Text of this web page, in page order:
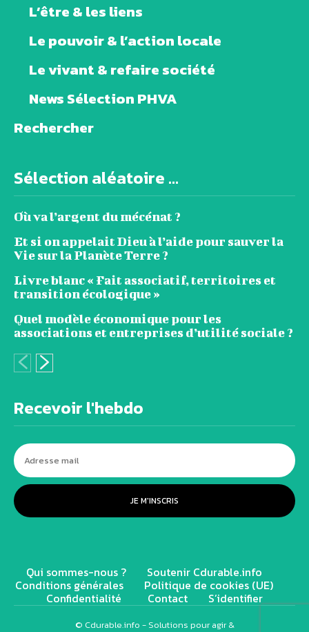
L’être & les liens
Le pouvoir & l’action locale
Le vivant & refaire société
News Sélection PHVA
Rechercher
Sélection aléatoire ...
Où va l’argent du mécénat ?
Et si on appelait Dieu à l’aide pour sauver la
Vie sur la Planète Terre ?
Livre blanc « Fait associatif, territoires et
transition écologique »
Quel modèle économique pour les
associations et entreprises d’utilité sociale ?
Recevoir l'hebdo
JE M'INSCRIS
Qui sommes-nous ? Soutenir Cdurable.info
Conditions générales Politique de cookies (UE)
Confidentialité Contact S’identifier
© Cdurable.info - Solutions pour agir &